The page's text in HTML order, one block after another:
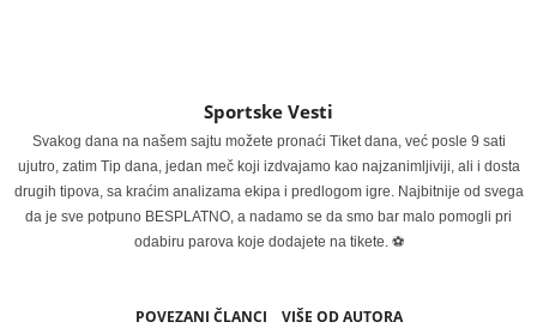
Sportske Vesti
Svakog dana na našem sajtu možete pronaći Tiket dana, već posle 9 sati
ujutro, zatim Tip dana, jedan meč koji izdvajamo kao najzanimljiviji, ali i dosta
drugih tipova, sa kraćim analizama ekipa i predlogom igre. Najbitnije od svega
da je sve potpuno BESPLATNO, a nadamo se da smo bar malo pomogli pri
odabiru parova koje dodajete na tikete. ⚽
POVEZANI ČLANCI VIŠE OD AUTORA